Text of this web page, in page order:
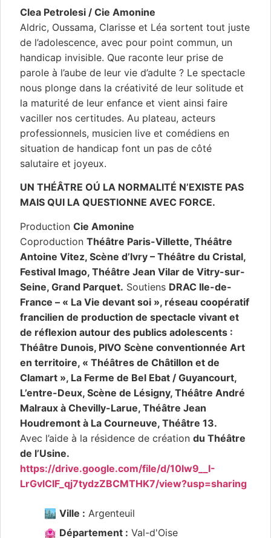
Clea Petrolesi / Cie Amonine
Aldric, Oussama, Clarisse et Léa sortent tout juste
de l’adolescence, avec pour point commun, un
handicap invisible. Que raconte leur prise de
parole à l’aube de leur vie d’adulte ? Le spectacle
nous plonge dans la créativité de leur solitude et
la maturité de leur enfance et vient ainsi faire
vaciller nos certitudes. Au plateau, acteurs
professionnels, musicien live et comédiens en
situation de handicap font un pas de côté
salutaire et joyeux.
UN THÉÂTRE OÚ LA NORMALITÉ N’EXISTE PAS
MAIS QUI LA QUESTIONNE AVEC FORCE.
Production Cie Amonine
Coproduction Théâtre Paris-Villette, Théâtre
Antoine Vitez, Scène d’Ivry – Théâtre du Cristal,
Festival Imago, Théâtre Jean Vilar de Vitry-sur-
Seine, Grand Parquet. Soutiens DRAC Ile-de-
France – « La Vie devant soi », réseau coopératif
francilien de production de spectacle vivant et
de réflexion autour des publics adolescents :
Théâtre Dunois, PIVO Scène conventionnée Art
en territoire, « Théâtres de Châtillon et de
Clamart », La Ferme de Bel Ebat / Guyancourt,
L’entre-Deux, Scène de Lésigny, Théâtre André
Malraux à Chevilly-Larue, Théâtre Jean
Houdremont à La Courneuve, Théâtre 13.
Avec l’aide à la résidence de création du Théâtre
de l’Usine.
https://drive.google.com/file/d/10lw9__I-
LrGvlCIF_qj7tydzZBCMTHK7/view?usp=sharing
🏙️ Ville : Argenteuil
🏩 Département : Val-d'Oise